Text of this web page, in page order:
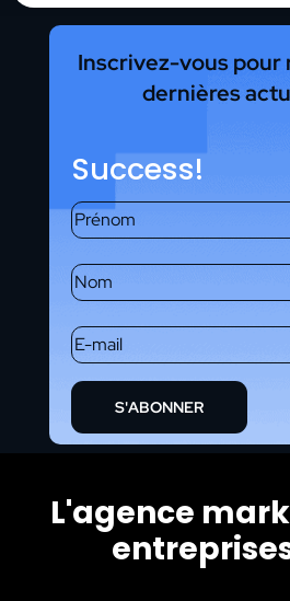
Inscrivez-vous pour
dernières
Success!
S'ABONNER
L'agence